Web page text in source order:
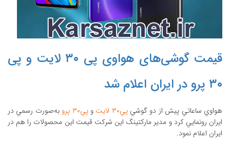
قیمت گوشی‌های هواوی پی ۳۰ لایت و پی
۳۰ پرو در ایران اعلام شد
هواوي ساعاتي پيش از دو گوشيپي۳۰ لايت و پي۳۰ پرو
به‌صورت رسمي در
ايران رونمايي کرد و مدير مارکتينگ اين شرکت قيمت اين محصولات را هم در
ايران اعلام نمود.